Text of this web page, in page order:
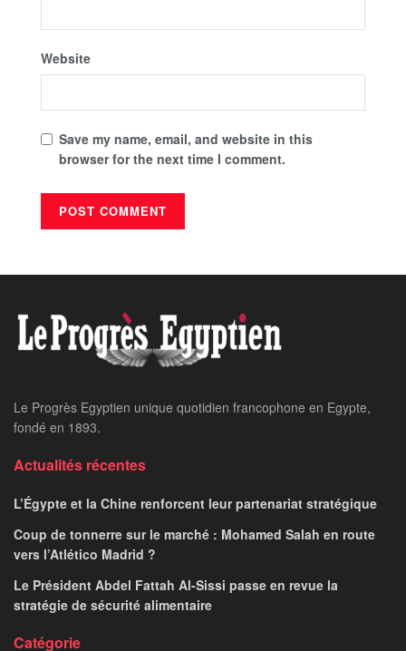
Website
Save my name, email, and website in this
browser for the next time I comment.
Le Progrès Egyptien unique quotidien francophone en Egypte,
fondé en 1893.
Actualités récentes
L’Égypte et la Chine renforcent leur partenariat stratégique
Coup de tonnerre sur le marché : Mohamed Salah en route
vers l’Atlético Madrid ?
Le Président Abdel Fattah Al-Sissi passe en revue la
stratégie de sécurité alimentaire
Catégorie